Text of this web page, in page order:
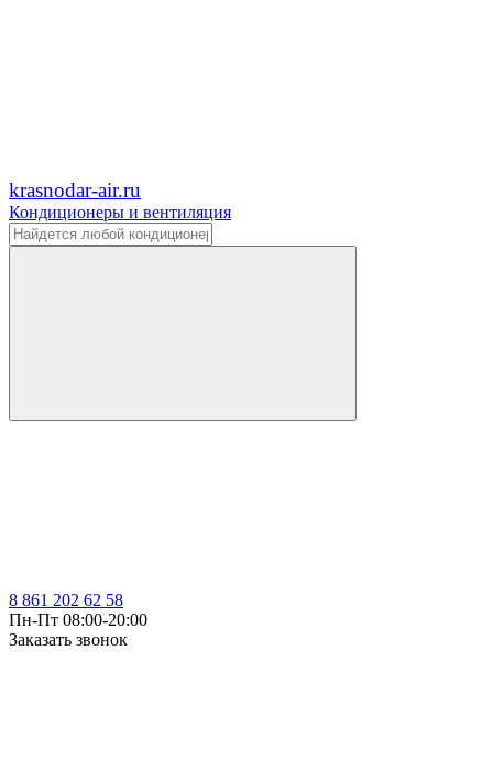
krasnodar-air.ru
Кондиционеры и вентиляция
8 861 202 62 58
Пн-Пт 08:00-20:00
Заказать звонок